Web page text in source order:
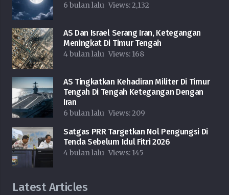
6 bulan lalu Views:2,132
AS Dan Israel Serang Iran, Ketegangan
Meningkat Di Timur Tengah
4 bulan lalu Views: 168
AS Tingkatkan Kehadiran Militer Di Timur
Tengah Di Tengah Ketegangan Dengan
Iran
6 bulan lalu Views:209
Satgas PRR Targetkan Nol Pengungsi Di
Tenda Sebelum Idul Fitri 2026
4 bulan lalu Views: 145
Latest Articles